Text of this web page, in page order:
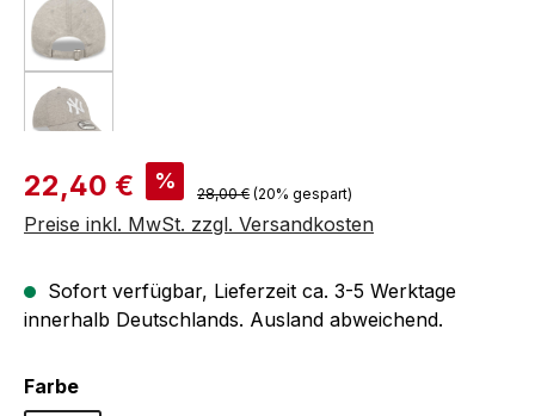
Verkaufspreis:
22,40 € % Regulärer Preis:
28,00 € (20% gespart)
Preise inkl. MwSt. zzgl. Versandkosten
Sofort verfügbar, Lieferzeit ca. 3-5 Werktage
innerhalb Deutschlands. Ausland abweichend.
Farbeauswählen